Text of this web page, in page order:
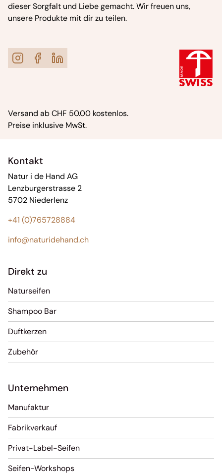
dieser Sorgfalt und Liebe gemacht. Wir freuen uns,
unsere Produkte mit dir zu teilen.
Versand ab CHF 50.00 kostenlos.
Preise inklusive MwSt.
Kontakt
Natur i de Hand AG
Lenzburgerstrasse 2
5702 Niederlenz
+41 (0)765728884
info@naturidehand.ch
Direkt zu
Naturseifen
Shampoo Bar
Duftkerzen
Zubehör
Unternehmen
Manufaktur
Fabrikverkauf
Privat-Label-Seifen
Seifen-Workshops